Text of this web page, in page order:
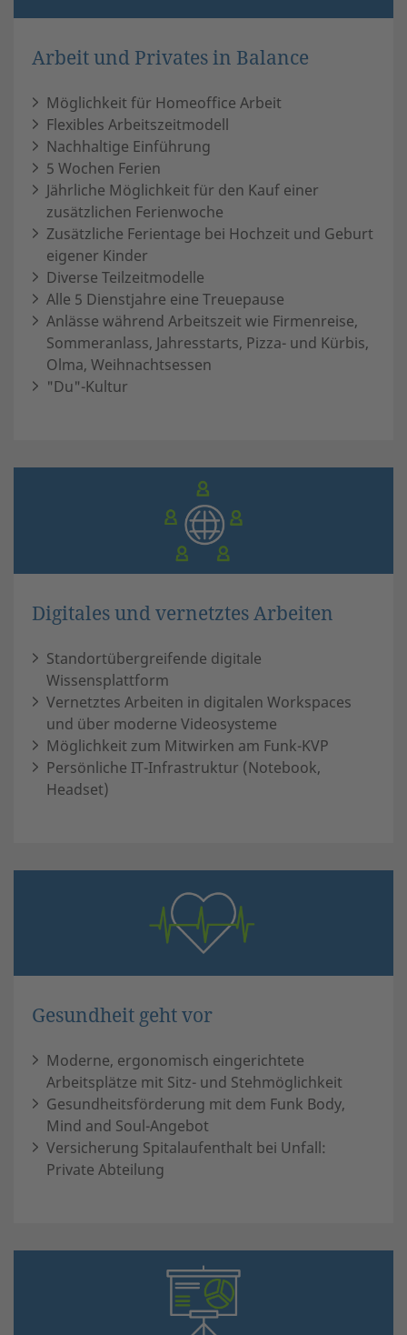
Arbeit und Privates in Balance
Möglichkeit für Homeoffice Arbeit
Flexibles Arbeitszeitmodell
Nachhaltige Einführung
5 Wochen Ferien
Jährliche Möglichkeit für den Kauf einer
zusätzlichen Ferienwoche
Zusätzliche Ferientage bei Hochzeit und Geburt
eigener Kinder
Diverse Teilzeitmodelle
Alle 5 Dienstjahre eine Treuepause
Anlässe während Arbeitszeit wie Firmenreise,
Sommeranlass, Jahresstarts, Pizza- und Kürbis,
Olma, Weihnachtsessen
"Du"-Kultur
Digitales und vernetztes Arbeiten
Standortübergreifende digitale
Wissensplattform
Vernetztes Arbeiten in digitalen Workspaces
und über moderne Videosysteme
Möglichkeit zum Mitwirken am Funk-KVP
Persönliche IT-Infrastruktur (Notebook,
Headset)
Gesundheit geht vor
Moderne, ergonomisch eingerichtete
Arbeitsplätze mit Sitz- und Stehmöglichkeit
Gesundheitsförderung mit dem Funk Body,
Mind and Soul-Angebot
Versicherung Spitalaufenthalt bei Unfall:
Private Abteilung